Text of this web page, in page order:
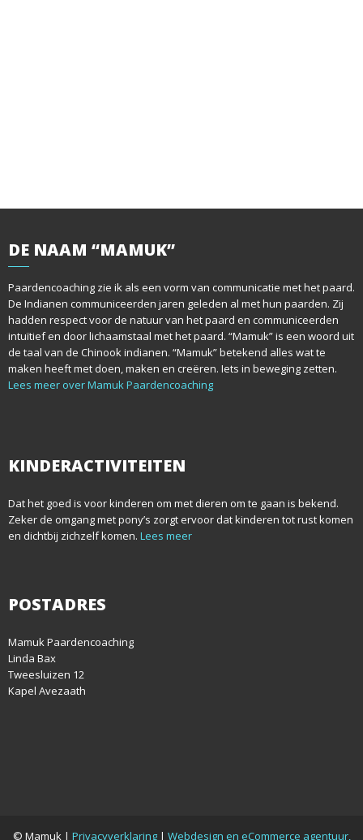
DE NAAM “MAMUK”
Paardencoaching zie ik als een vorm van communicatie met het paard.
De Indianen communiceerden jaren geleden al met hun paarden. Zij
hadden respect voor de natuur van het paard en communiceerden
intuïtief en door lichaamstaal met het paard. “Mamuk” is een woord uit
de taal van de Chinook indianen. “Mamuk” betekend alles wat te
maken heeft met doen, maken en creëren. Iets in beweging zetten.
Lees meer over Mamuk Paardencoaching
KINDERACTIVITEITEN
Dat het goed is voor kinderen om met dieren om te gaan is bekend.
Zeker de omgang met pony’s zorgt ervoor dat kinderen tot rust komen
en dichtbij zichzelf komen. Lees meer
POSTADRES
Mamuk Paardencoaching
Linda Bax
Tweesluizen 12
Kapel Avezaath
© Mamuk | Privacyverklaring| Webdesign en eCommerce agentuur,